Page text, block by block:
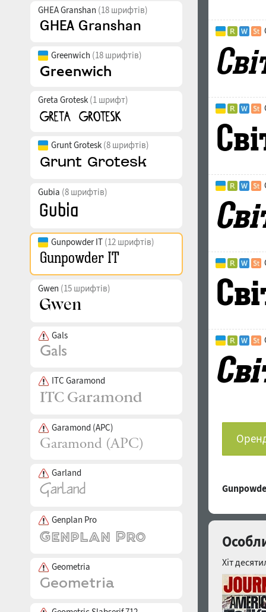
GHEA Granshan (18 шрифтів)
Greenwich (18 шрифтів)
Greta Grotesk (1 шрифт)
Grunt Grotesk (8 шрифтів)
Gubia (8 шрифтів)
Gunpowder IT (12 шрифтів)
Gwen (15 шрифтів)
Gals
ITC Garamond
Garamond (APC)
Garland
Genplan Pro
Geometria Хіт